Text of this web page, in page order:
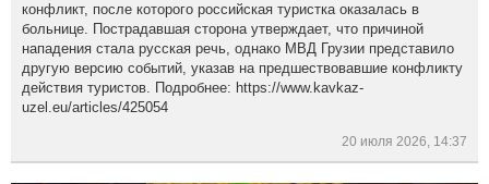
конфликт, после которого российская туристка оказалась в
больнице. Пострадавшая сторона утверждает, что причиной
нападения стала русская речь, однако МВД Грузии представило
другую версию событий, указав на предшествовавшие конфликту
действия туристов. Подробнее: https://www.kavkaz-
uzel.eu/articles/425054
20 июля 2026, 14:37